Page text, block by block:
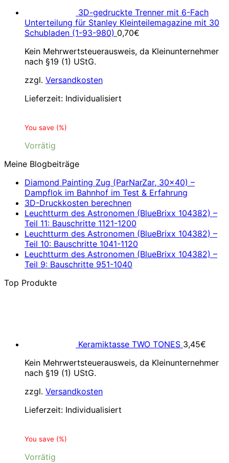
3D-gedruckte Trenner mit 6-Fach
Unterteilung für Stanley Kleinteilemagazine mit 30
Schubladen (1-93-980) 0,70€
Kein Mehrwertsteuerausweis, da Kleinunternehmer
nach §19 (1) UStG.
zzgl. Versandkosten
Lieferzeit: Individualisiert
You save (%)
Vorrätig
Meine Blogbeiträge
Diamond Painting Zug (ParNarZar, 30×40) –
Dampflok im Bahnhof im Test & Erfahrung
3D-Druckkosten berechnen
Leuchtturm des Astronomen (BlueBrixx 104382) –
Teil 11: Bauschritte 1121-1200
Leuchtturm des Astronomen (BlueBrixx 104382) –
Teil 10: Bauschritte 1041-1120
Leuchtturm des Astronomen (BlueBrixx 104382) –
Teil 9: Bauschritte 951-1040
Top Produkte
Keramiktasse TWO TONES 3,45€
Kein Mehrwertsteuerausweis, da Kleinunternehmer
nach §19 (1) UStG.
zzgl. Versandkosten
Lieferzeit: Individualisiert
You save (%)
Vorrätig